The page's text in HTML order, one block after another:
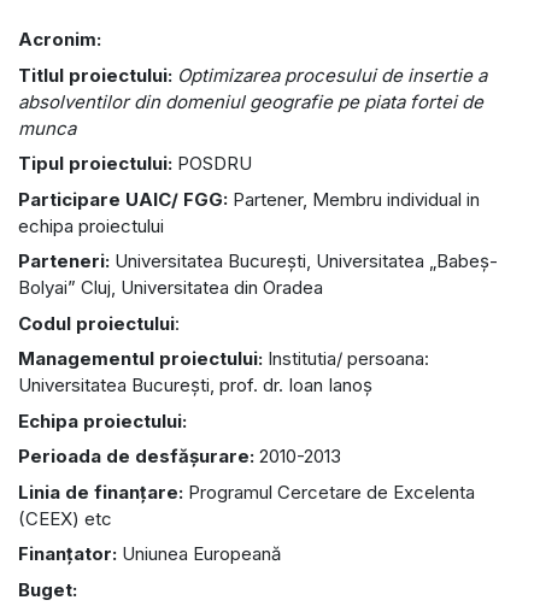
Acronim:
Titlul proiectului: Optimizarea procesului de insertie a
absolventilor din domeniul geografie pe piata fortei de
munca
Tipul proiectului: POSDRU
Participare UAIC/ FGG: Partener, Membru individual in
echipa proiectului
Parteneri: Universitatea București, Universitatea „Babeș-
Bolyai” Cluj, Universitatea din Oradea
Codul proiectului:
Managementul proiectului: Institutia/ persoana:
Universitatea București, prof. dr. Ioan Ianoș
Echipa proiectului:
Perioada de desfășurare: 2010-2013
Linia de finanțare: Programul Cercetare de Excelenta
(CEEX) etc
Finanțator: Uniunea Europeană
Buget: